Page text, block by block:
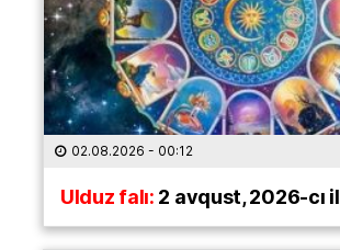
02.08.2026 - 00:12
Ulduz falı:2 avqust, 2026-cı il